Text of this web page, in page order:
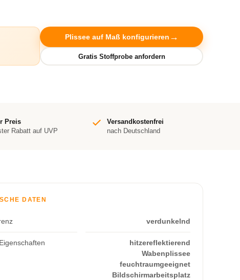
Plissee auf Maß konfigurieren
Preis
Rabatt auf UVP
Versandkostenfrei
nach Deutschland
DATEN
verdunkelnd
hitzereflektierend
Wabenplissee
feuchtraumgeeignet
Bildschirmarbeitsplatz